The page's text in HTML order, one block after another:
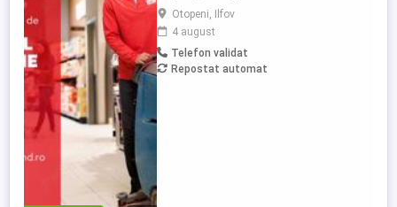
sau pentru a aplica, sună la 021 91 32 sau
depune-ți CV-ul online pe
cariere.kaufland.ro Beneficiile tale Salariu
de 4700 lei brut (pentru un program de
lucru de 8 ore pe zi) și bonuri de masă
Otopeni, Ilfov
4 august
Telefon validat
Repostat automat